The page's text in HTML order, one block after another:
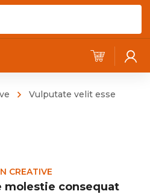
Vulputate velit esse
CREATIVE
molestie consequat